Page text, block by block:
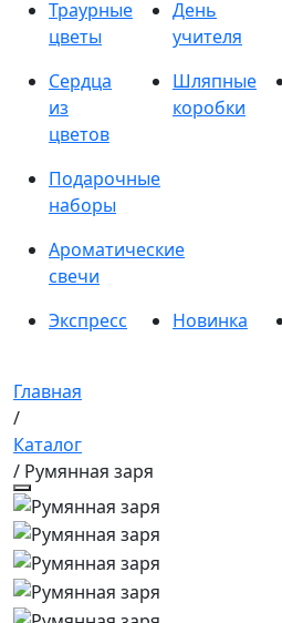
Траурные
цветы
День
учителя
Сердца
из
цветов
Шляпные
коробки
Подарочные
наборы
Ароматические
свечи
Экспресс
Новинка
Главная
/
Каталог
/ Румянная заря